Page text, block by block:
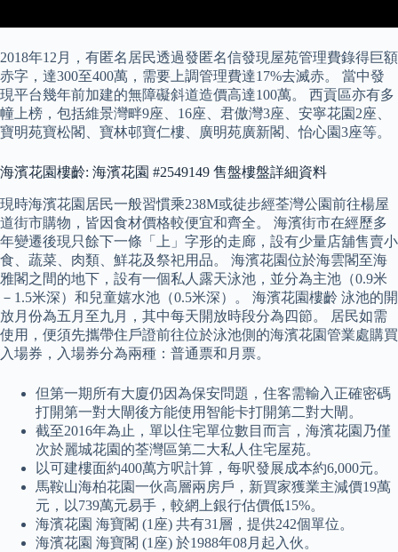
2018年12月，有匿名居民透過發匿名信發現屋苑管理費錄得巨額
赤字，達300至400萬，需要上調管理費達17%去滅赤。 當中發
現平台幾年前加建的無障礙斜道造價高達100萬。 西貢區亦有多
幢上榜，包括維景灣畔9座、16座、君傲灣3座、安寧花園2座、
寶明苑寶松閣、寶林邨寶仁樓、廣明苑廣新閣、怡心園3座等。
海濱花園樓齡: 海濱花園 #2549149 售盤樓盤詳細資料
現時海濱花園居民一般習慣乘238M或徒步經荃灣公園前往楊屋
道街市購物，皆因食材價格較便宜和齊全。 海濱街市在經歷多
年變遷後現只餘下一條「上」字形的走廊，設有少量店舖售賣小
食、蔬菜、肉類、鮮花及祭祀用品。 海濱花園位於海雲閣至海
雅閣之間的地下，設有一個私人露天泳池，並分為主池（0.9米
－1.5米深）和兒童嬉水池（0.5米深）。 海濱花園樓齡 泳池的開
放月份為五月至九月，其中每天開放時段分為四節。 居民如需
使用，便須先攜帶住戶證前往位於泳池側的海濱花園管業處購買
入場券，入場券分為兩種：普通票和月票。
但第一期所有大廈仍因為保安問題，住客需輸入正確密碼
打開第一對大閘後方能使用智能卡打開第二對大閘。
截至2016年為止，單以住宅單位數目而言，海濱花園乃僅
次於麗城花園的荃灣區第二大私人住宅屋苑。
以可建樓面約400萬方呎計算，每呎發展成本約6,000元。
馬鞍山海柏花園一伙高層兩房戶，新買家獲業主減價19萬
元，以739萬元易手，較網上銀行估價低15%。
海濱花園 海寶閣 (1座) 共有31層，提供242個單位。
海濱花園 海寶閣 (1座) 於1988年08月起入伙。